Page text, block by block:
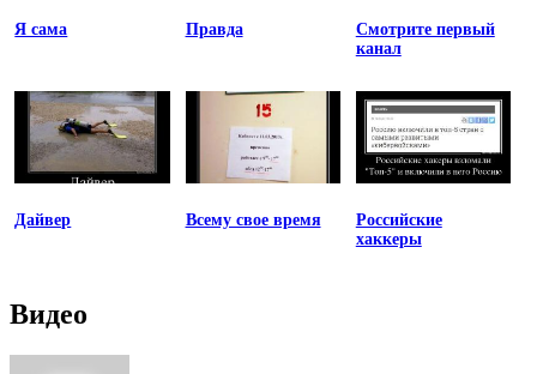
Я сама Правда
Смотрите первый
канал
Дайвер Всему свое время
Российские
хаккеры
Видео